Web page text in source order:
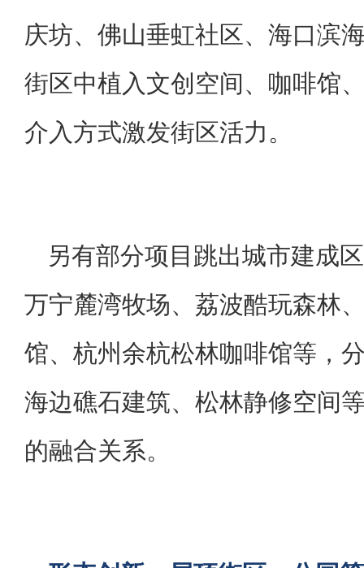
庆坊、佛山垂虹社区、海口滨
街区中植入文创空间、咖啡馆
介入方式激发街区活力。
另有部分项目跳出城市建成
万宁麓湾牧场、荔波酷玩森林
馆、杭州余杭松林咖啡馆等，
海边礁石建筑、松林静修空间
的融合关系。